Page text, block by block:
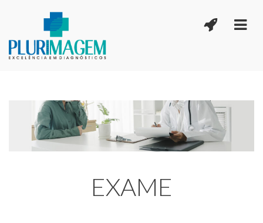
EXAME